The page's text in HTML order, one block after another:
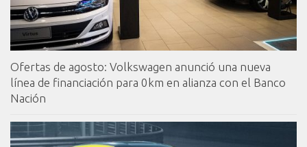
Ofertas de agosto: Volkswagen anunció una nueva
línea de financiación para 0km en alianza con el Banco
Nación